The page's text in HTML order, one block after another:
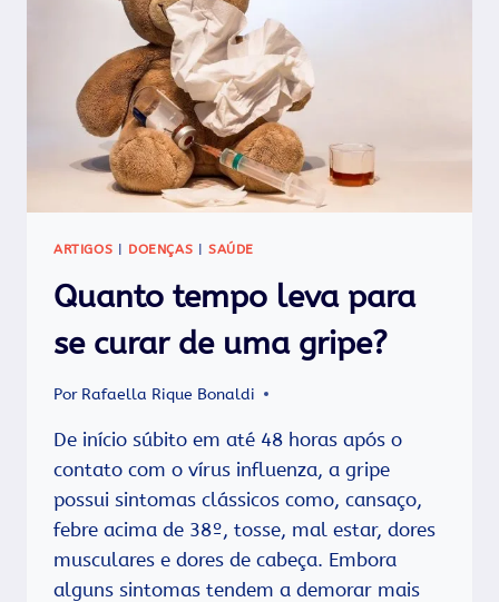
SIMPLES
E
RÁPIDOS
ARTIGOS DOENÇAS SAÚDE
Quanto tempo leva para
se curar de uma gripe?
Por Rafaella Rique Bonaldi
De início súbito em até 48 horas após o
contato com o vírus influenza, a gripe
possui sintomas clássicos como, cansaço,
febre acima de 38º, tosse, mal estar, dores
musculares e dores de cabeça. Embora
alguns sintomas tendem a demorar mais